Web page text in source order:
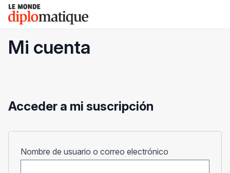
Skip
content
Le monde diplomatique
Mi cuenta
Acceder a mi suscripción
Nombre de usuario o correo electrónico